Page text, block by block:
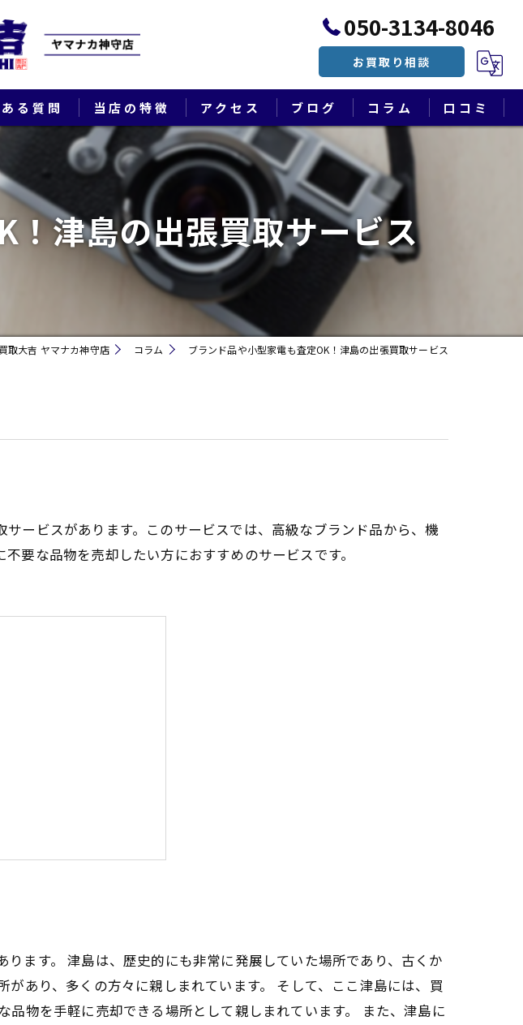
050-3134-8046
お買取り相談
る質問 当店の特徴
ブランド
貴金属
切手
生前整理・遺品整理・終活
アクセス
漫画特集
ブログ コラム 口コミ
！津島の出張買取サービス
取大吉 ヤマナカ神守店 コラム ブランド品や小型家電も査定OK！津島の出張買取サービス
ービスがあります。このサービスでは、高級なブランド品から、機
要な品物を売却したい方におすすめのサービスです。
ます。 津島は、歴史的にも非常に発展していた場所であり、古くか
あり、多くの方々に親しまれています。 そして、ここ津島には、買
物を手軽に売却できる場所として親しまれています。 また、津島に